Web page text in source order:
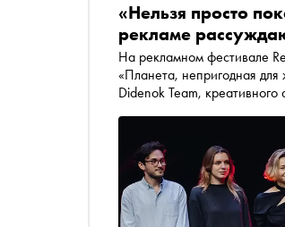
«Нельзя просто
рекламе
На рекламном фестивале
«Планета, непригодная
Didenok Team,
о трендовых принципах